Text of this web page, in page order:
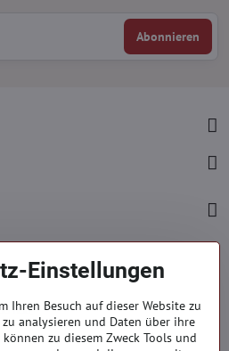
Abonnieren
hod.
Einstellungen
Ihren Besuch auf dieser Website zu
analysieren und Daten über ihre
zu diesem Zweck Tools und